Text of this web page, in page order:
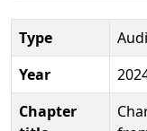
Type
Year
Chapter